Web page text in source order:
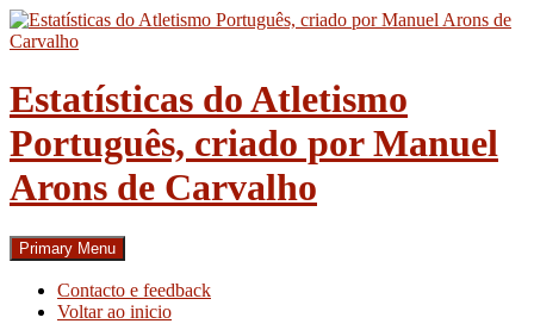
Skip
to
Estatísticas do Atletismo
Português, criado por Manuel
Arons de Carvalho
Search
Primary Menu
Contacto e feedback
Voltar ao inicio